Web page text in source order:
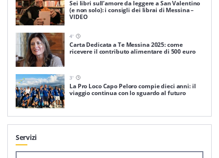
Sei libri sull’amore da leggere a San Valentino
(e non solo): i consigli dei librai di Messina –
VIDEO
4'
Carta Dedicata a Te Messina 2025: come
ricevere il contributo alimentare di 500 euro
3'
La Pro Loco Capo Peloro compie dieci anni: il
viaggio continua con lo sguardo al futuro
Servizi